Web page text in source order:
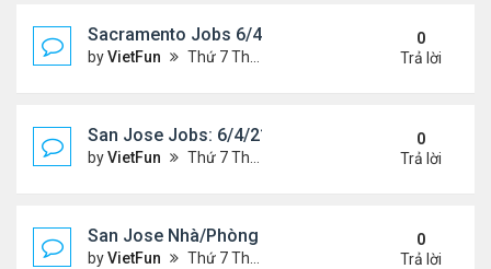
Sacramento Jobs 6/4/21- 6/11/21
byVietFun Thứ 7 Tháng 6 05, 2021 10:12 am
0
Trả lời
San Jose Jobs: 6/4/21- 6/11/2021
byVietFun Thứ 7 Tháng 6 05, 2021 9:26 am
0
Trả lời
San Jose Nhà/Phòng 6/4/21- 6/11/21
byVietFun Thứ 7 Tháng 6 05, 2021 9:24 am
0
Trả lời